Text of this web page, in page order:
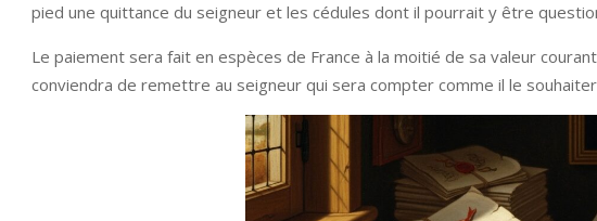
pied une quittance du seigneur et les cédules dont il pourrait y être
Le paiement sera fait en espèces de France à la moitié de sa valeur
conviendra de remettre au seigneur qui sera compter comme il le